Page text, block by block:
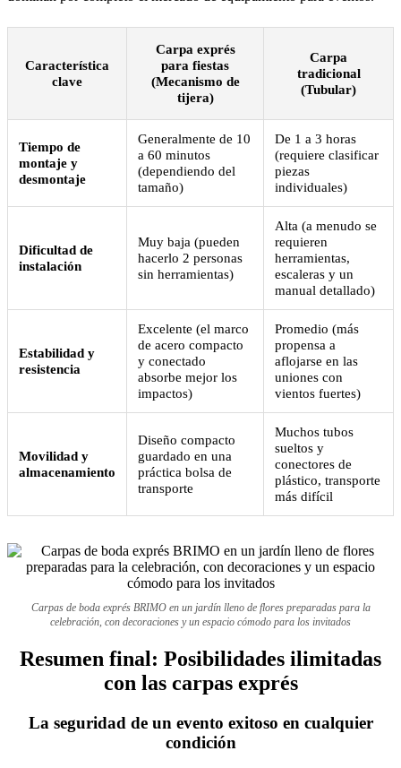
Característica
clave
Carpa exprés
para fiestas
(Mecanismo de
tijera)
Carpa
tradicional
(Tubular)
Tiempo de
montaje y
desmontaje
Generalmente de 10
a 60 minutos
(dependiendo del
tamaño)
De 1 a 3 horas
(requiere clasificar
piezas
individuales)
Dificultad de
instalación
Muy baja (pueden
hacerlo 2 personas
sin herramientas)
Alta (a menudo se
requieren
herramientas,
escaleras y un
manual detallado)
Estabilidad y
resistencia
Excelente (el marco
de acero compacto
y conectado
absorbe mejor los
impactos)
Promedio (más
propensa a
aflojarse en las
uniones con
vientos fuertes)
Movilidad y
almacenamiento
Diseño compacto
guardado en una
práctica bolsa de
transporte
Muchos tubos
sueltos y
conectores de
plástico, transporte
más difícil
Carpas de boda exprés BRIMO en un jardín lleno de flores preparadas para la
celebración, con decoraciones y un espacio cómodo para los invitados
Resumen final: Posibilidades ilimitadas
con las carpas exprés
La seguridad de un evento exitoso en cualquier
condición